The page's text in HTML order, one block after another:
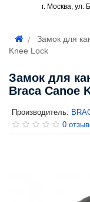
г. Москва, ул.
Замок для
Knee Lock
Замок для
Braca Canoe
Производитель:
0